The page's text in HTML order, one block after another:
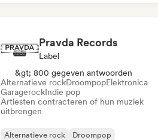
Pravda Records
Label
&gt; 800 gegeven antwoorden
Alternatieve rockDroompopElektronica
GaragerockIndie pop
Artiesten contracteren of hun muziek
uitbrengen
Alternatieve rock Droompop